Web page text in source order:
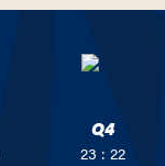
Q4
23 : 22